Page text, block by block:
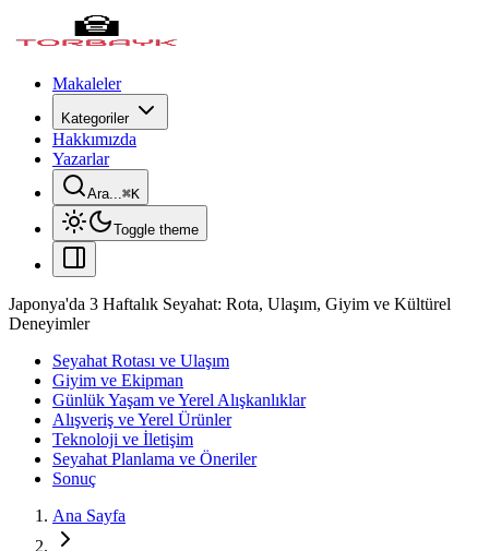
Makaleler
Kategoriler
Hakkımızda
Yazarlar
Ara...⌘K
Toggle theme
Japonya'da 3 Haftalık Seyahat: Rota, Ulaşım, Giyim ve Kültürel
Deneyimler
Seyahat Rotası ve Ulaşım
Giyim ve Ekipman
Günlük Yaşam ve Yerel Alışkanlıklar
Alışveriş ve Yerel Ürünler
Teknoloji ve İletişim
Seyahat Planlama ve Öneriler
Sonuç
Ana Sayfa